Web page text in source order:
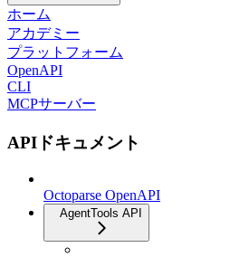
ホーム
アカデミー
プラットフォーム
OpenAPI
CLI
MCPサーバー
APIドキュメント
Octoparse OpenAPI
AgentTools API